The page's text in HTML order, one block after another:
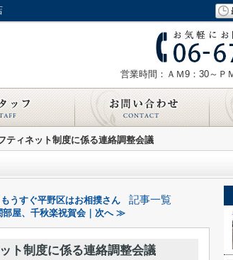
営業時間：ＡＭ9：30～Ｐ
ティネット制度に係る連絡調整会議
うすぐ平野区はお相撲さん 記事一覧
部屋、千秋楽祝賀会｜次へ ≫
ト制度に係る連絡調整会議